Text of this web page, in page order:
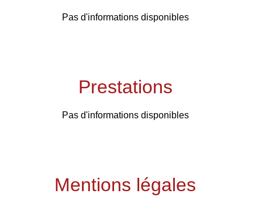
Pas d'informations disponibles
Prestations
Pas d'informations disponibles
Mentions légales